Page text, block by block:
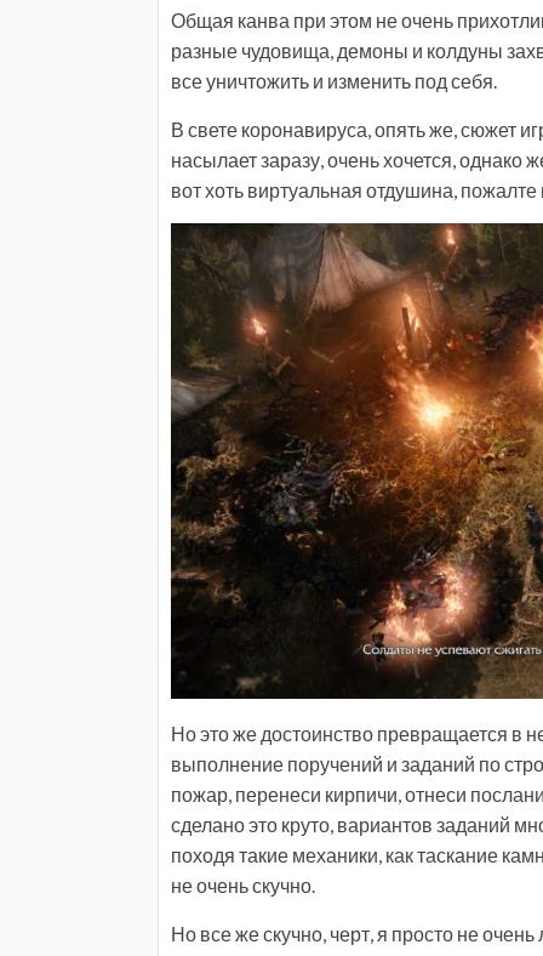
Общая канва при этом не очень
разные чудовища, демоны и колдуны
все уничтожить и изменить под себя.
В свете коронавируса, опять же, сюжет
насылает заразу, очень хочется, однако
вот хоть виртуальная отдушина, пожалте
Но это же достоинство превращается в
выполнение поручений и заданий по
пожар, перенеси кирпичи, отнеси
сделано это круто, вариантов заданий
походя такие механики, как таскание
не очень скучно.
Но все же скучно, черт, я просто не